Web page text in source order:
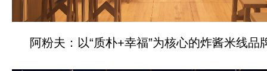
阿粉夫：以“质朴+幸福”为核心的炸酱米线品